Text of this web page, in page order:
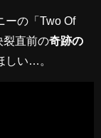
ーの「Two Of
裂直前の奇跡の
しい…。